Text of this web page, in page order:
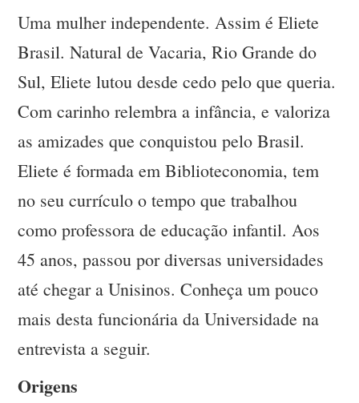
Uma mulher independente. Assim é Eliete
Brasil. Natural de Vacaria, Rio Grande do
Sul, Eliete lutou desde cedo pelo que queria.
Com carinho relembra a infância, e valoriza
as amizades que conquistou pelo Brasil.
Eliete é formada em Biblioteconomia, tem
no seu currículo o tempo que trabalhou
como professora de educação infantil. Aos
45 anos, passou por diversas universidades
até chegar a Unisinos. Conheça um pouco
mais desta funcionária da Universidade na
entrevista a seguir.
Origens